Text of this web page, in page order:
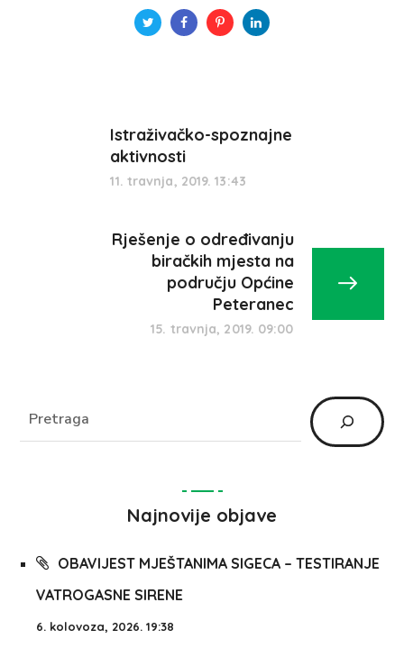
Istraživačko-spoznajne
aktivnosti
11. travnja, 2019. 13:43
Rješenje o određivanju
biračkih mjesta na
području Općine
Peteranec
15. travnja, 2019. 09:00
Najnovije objave
OBAVIJEST MJEŠTANIMA SIGECA – TESTIRANJE
VATROGASNE SIRENE
6. kolovoza, 2026. 19:38